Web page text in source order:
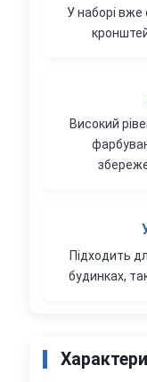
У наборі вже
Високий
Підходить
будинках,